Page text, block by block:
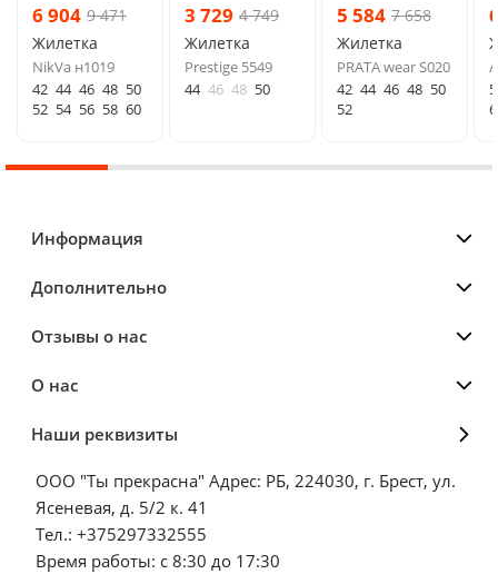
6 904 9 471
Жилетка
NikVa н1019
42 44 46 48 50
52 54 56 58 60
3 729 4 749
Жилетка
Prestige 5549
44 46 48 50
5 584 7 658
Жилетка
PRATA wear S020
42 44 46 48 50
52
Информация
Дополнительно
Отзывы о нас
О нас
Наши реквизиты
ООО "Ты прекрасна" Адрес: РБ, 224030, г. Брест, ул.
Ясеневая, д. 5/2 к. 41
Тел.: +375297332555
Время работы: с 8:30 до 17:30